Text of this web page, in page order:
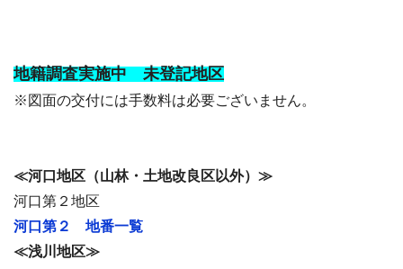
地籍調査実施中 未登記地区
※図面の交付には手数料は必要ございません。
≪河口地区（山林・土地改良区以外）≫
河口第２地区
河口第２ 地番一覧
≪浅川地区≫